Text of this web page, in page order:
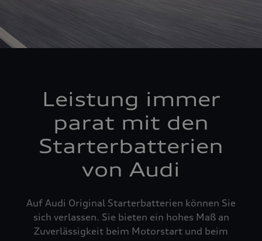
Leistung immer
parat mit den
Starterbatterien
von Audi
Auf Audi Original Starterbatterien können Sie
sich verlassen. Sie bieten ein hohes Maß an
Zuverlässigkeit beim Motorstart und beim